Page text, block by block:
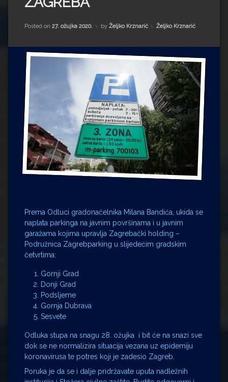
Impressum
Milenko Strižak
Drugi autori
Drugi autori
Matea Andrić
Ljiljana Lekanić-Kljaić
Željko Krznarić
Mario Lovreković
Miroslav Šantek
Posted on 27. ožujka 2020. by Željko Krznarić Kategorije:
Željko Krznarić
Prema Odluci gradonačelnika Milana Bandića, ukida se
naplata parkinga na javnim površinama i u javnim
garažama kojima upravlja Zagrebački holding –
Podružnica Zagrebparking u slijedećim gradskim
četvrtima:
Gornji Grad
Donji Grad
Podsljeme
Gornja Dubrava
Sesvete
Odluka stupa na snagu 28. ožujka i bit će na snazi sve
dok se ne normalizira situacija vezana uz epidemiju
koronavirusa te potres koji je zadesio Zagreb.
Poruka je da se i dalje pridržavate uputa nadležnih